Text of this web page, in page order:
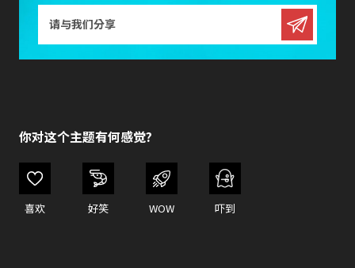
你对这个主题有何感觉?
喜欢 好笑 WOW 吓到